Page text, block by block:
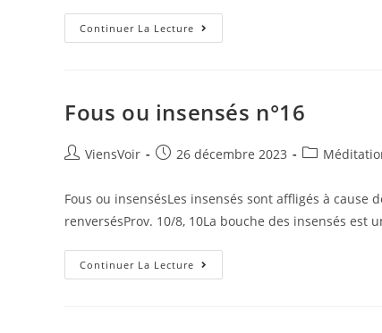
Continuer La Lecture
Fous ou insensés n°16
ViensVoir 26 décembre 2023
Fous ou insensésLes insensés sont affligés à cause
renversésProv. 10/8, 10La bouche des insensés
Continuer La Lecture